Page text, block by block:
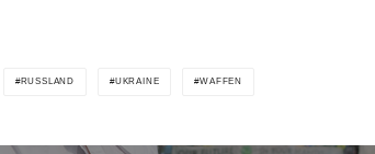
RUSSLAND UKRAINE WAFFEN